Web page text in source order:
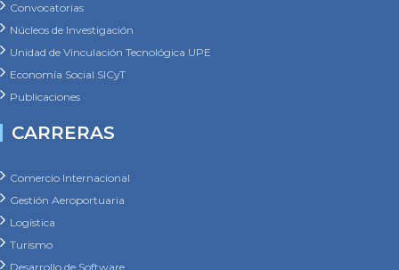
Convocatorias
Núcleos de Investigación
Unidad de Vinculación Tecnológica UPE
Economía Social SICyT
Publicaciones
CARRERAS
Comercio Internacional
Gestión Aeroportuaria
Logística
Turismo
Desarrollo de Software